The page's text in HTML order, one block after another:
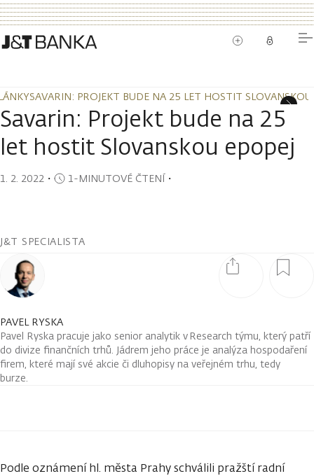
SAVARIN: PROJEKT BUDE NA 25 LET HOSTIT SLOVANSKOU
SAVARIN: PROJEKT BUDE NA 25 LET HOSTIT SLOVANSKOU
Savarin: Projekt bude na 25
let hostit Slovanskou epopej
1. 2. 2022 ・ 1-MINUTOVÉ ČTENÍ・
J&T SPECIALISTA
PAVEL RYSKA
Pavel Ryska pracuje jako senior analytik v Research týmu, který patří
do divize finančních trhů. Jádrem jeho práce je analýza hospodaření
firem, které mají své akcie či dluhopisy na veřejném trhu, tedy
burze.
Podle oznámení hl. města Prahy schválili pražští radní